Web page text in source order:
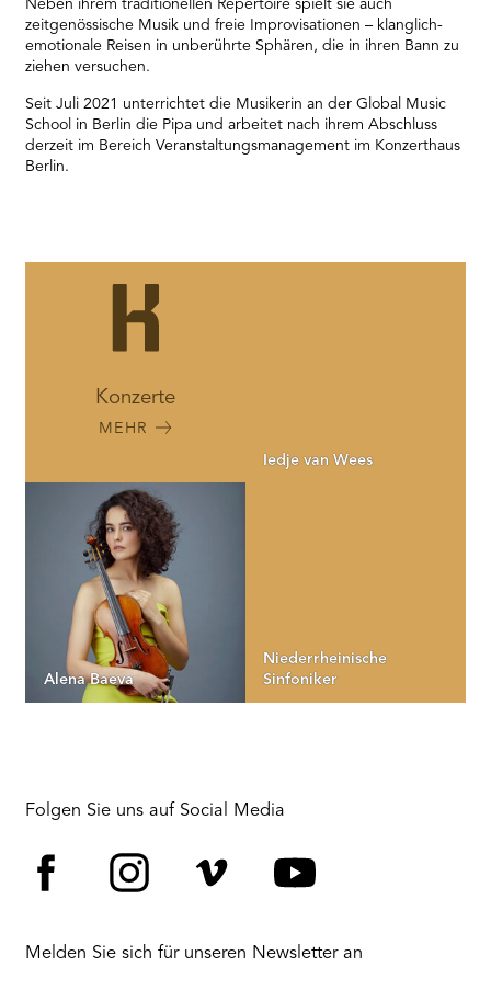
Neben ihrem traditionellen Repertoire spielt sie auch
zeitgenössische Musik und freie Improvisationen – klanglich-
emotionale Reisen in unberührte Sphären, die in ihren Bann zu
ziehen versuchen.
Seit Juli 2021 unterrichtet die Musikerin an der Global Music
School in Berlin die Pipa und arbeitet nach ihrem Abschluss
derzeit im Bereich Veranstaltungsmanagement im Konzerthaus
Berlin.
Konzerte
MEHR
Iedje van Wees
Alena Baeva
Niederrheinische
Sinfoniker
Folgen Sie uns auf Social Media
Melden Sie sich für unseren Newsletter an